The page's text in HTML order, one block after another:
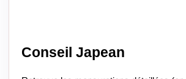
Conseil Japean